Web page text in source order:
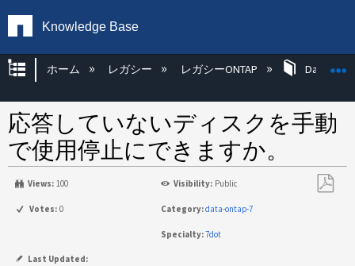
Knowledge Base
グローバル階層を展開/折りたたむ
ホーム レガシー レガシーONTAP Data
応答していないディスクを手動
で使用停止にできますか。
Views: 100 Visibility: Public
Votes: 0 Category:data-ontap-7
Specialty:7dot
Last Updated: